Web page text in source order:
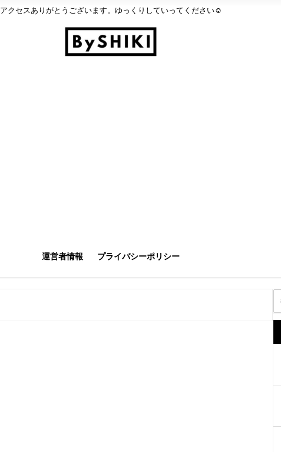
アクセスありがとうございます。ゆっくりしていってください☺︎
運営者情報 プライバシーポリシー